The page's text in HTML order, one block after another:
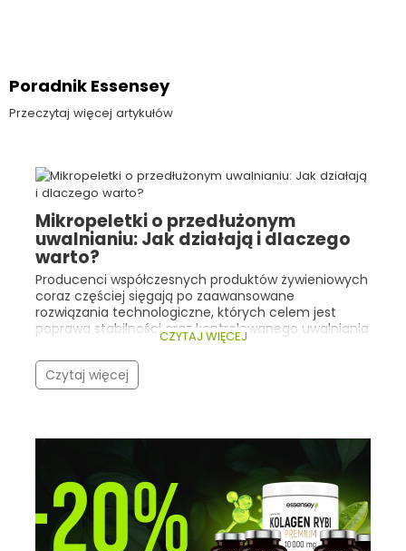
Poradnik Essensey
Przeczytaj więcej artykułów
Mikropeletki o przedłużonym
uwalnianiu: Jak działają i dlaczego
warto?
Producenci współczesnych produktów żywieniowych
coraz częściej sięgają po zaawansowane
rozwiązania technologiczne, których celem jest
poprawa stabilności oraz kontrolowanego uwalniania
składników aktywnych. Dobrym przykładem są tu
mikropeletki o przedłużonym uwalnianiu .
Technologia ta znajduje zastosowanie m.in. w
żywności specjalnego przeznaczenia medycznego
związana z miejscem uwalniania tego składnika.
CZYTAJ WIĘCEJ
Czytaj więcej